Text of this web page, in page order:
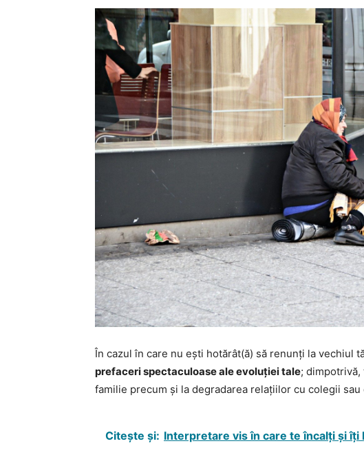
În cazul în care nu ești hotărât(ă) să renunți la vechiul
prefaceri spectaculoase ale evoluției tale;
familie precum și la degradarea relațiilor cu colegii
Citește și: Interpretare vis în care te încalți și îți